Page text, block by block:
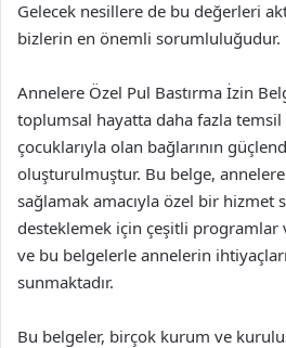
Gelecek nesillere de bu değerleri
bizlerin en önemli sorumluluğudur.
Annelere Özel Pul Bastırma İzin
toplumsal hayatta daha fazla
çocuklarıyla olan bağlarının
oluşturulmuştur. Bu belge,
sağlamak amacıyla özel bir hizmet
desteklemek için çeşitli
ve bu belgelerle annelerin
sunmaktadır.
Bu belgeler, birçok kurum ve